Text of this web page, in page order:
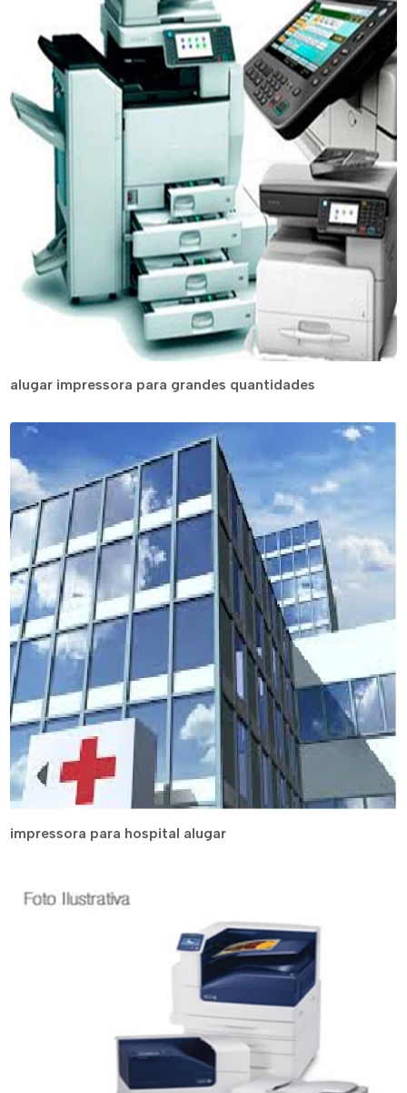
alugar impressora para grandes quantidades
impressora para hospital alugar